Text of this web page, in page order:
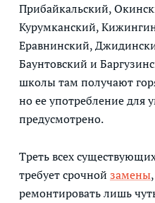
Прибайкальский,
Курумканский,
Еравнинский,
Баунтовский и
школы там получают
но ее употребление для
предусмотрено.
Треть всех
требует срочной замены
ремонтировать лишь